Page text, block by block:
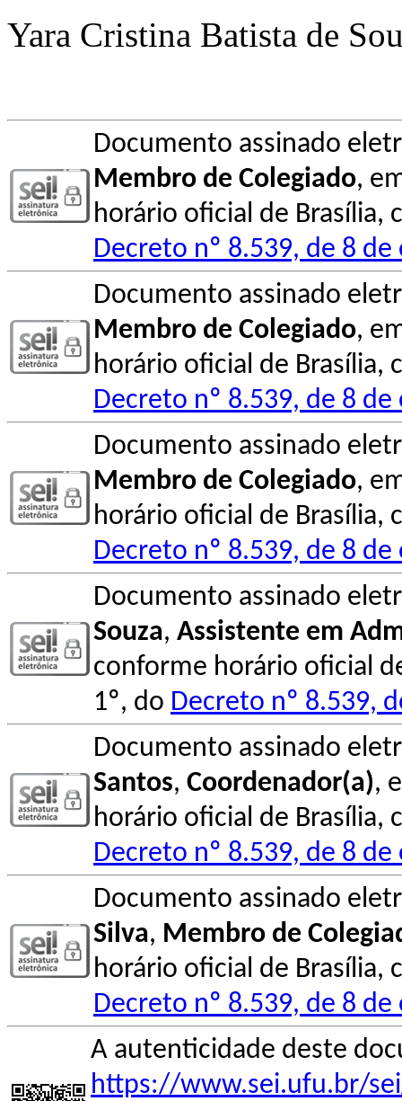
Yara Cristina Batista de
Documento assinado
Membro de Colegiado,
horário oficial de Brasília,
Decreto nº 8.539, de 8
Documento assinado
Membro de Colegiado,
horário oficial de Brasília,
Decreto nº 8.539, de 8
Documento assinado
Membro de Colegiado,
horário oficial de Brasília,
Decreto nº 8.539, de 8
Documento assinado
Souza, Assistente em
conforme horário oficial
1º, do Decreto nº 8.539,
Documento assinado
Santos, Coordenador(a),
horário oficial de Brasília,
Decreto nº 8.539, de 8
Documento assinado
Silva, Membro de
horário oficial de Brasília,
Decreto nº 8.539, de 8
A autenticidade deste
https://www.sei.ufu.br/